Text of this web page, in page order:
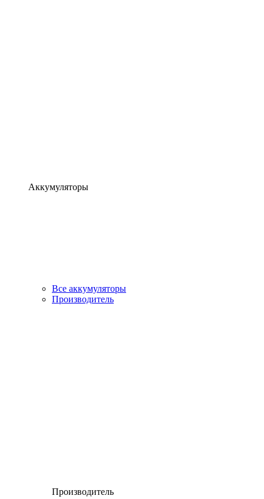
Аккумуляторы
Все аккумуляторы
Производитель
Производитель